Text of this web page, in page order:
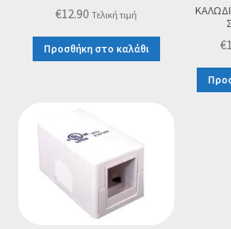
€12.90 Τελική τιμή
Προσθήκη στο καλάθι €